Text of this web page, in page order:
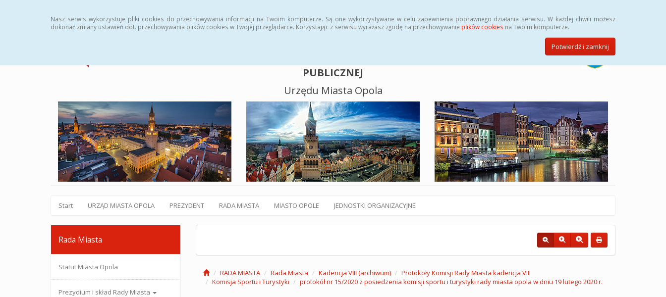
Nasz serwis wykorzystuje pliki cookies do przechowywania informacji na Twoim komputerze. Są one wykorzystywane w celu zapewnienia poprawnego działania serwisu. W każdej chwili możesz
dokonać zmiany ustawień dot. przechowywania plików cookies w Twojej przeglądarce. Korzystając z serwisu wyrażasz zgodę na przechowywanie plików cookies na Twoim komputerze.
Potwierdź i zamknij
PUBLICZNEJ
Urzędu Miasta Opola
Start URZĄD MIASTA OPOLA PREZYDENT RADA MIASTA MIASTO OPOLE JEDNOSTKI ORGANIZACYJNE
Rada Miasta
Statut Miasta Opola
Prezydium i skład Rady Miasta
RADA MIASTA Rada Miasta Kadencja VIII (archiwum)
Protokoły Komisji Rady Miasta kadencja VIII
Komisja Sportu i Turystyki
protokół nr 15/2020 z posiedzenia komisji sportu i turystyki rady miasta opola w dniu 19 lutego 2020 r.